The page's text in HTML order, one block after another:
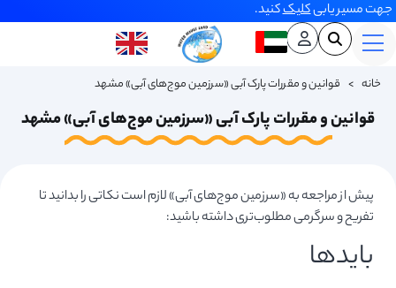
جهت مسیر یابیکلیککنید.
خانه > قوانین و مقررات پارک آبی «سرزمین موج‌های آبی» مشهد
قوانین و مقررات پارک آبی «سرزمین موج‌های آبی» مشهد
پیش از مراجعه به «سرزمین موج‌های آبی» لازم است نکاتی را بدانید تا
تفریح و سرگرمی مطلوب‌تری داشته باشید:
بایدها